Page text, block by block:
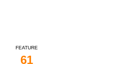
FEATURE
61